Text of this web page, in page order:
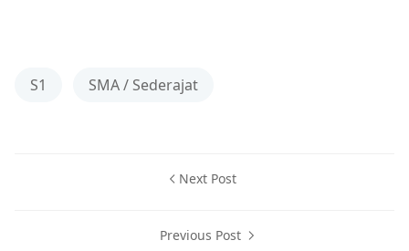
S1 SMA / Sederajat
Next Post
Previous Post